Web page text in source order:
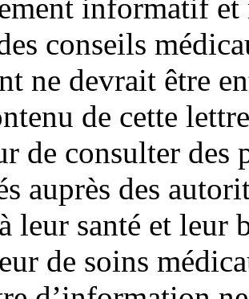
informatif et
conseils
ne devrait être
de cette
de consulter des
auprès des
leur santé et leur
de soins